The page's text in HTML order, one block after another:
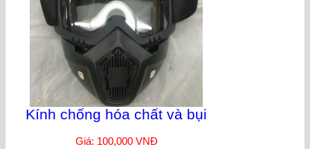
Kính chống hóa chất và bụi
Giá: 100,000 VNĐ